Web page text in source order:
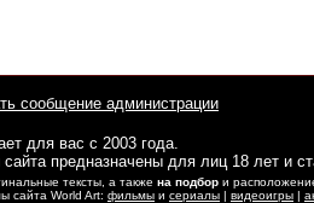
сообщение администрации
для вас с 2003 года.
предназначены для лиц 18 лет и
тексты, а также на подбор и
сайта World Art: фильмы и сериалы | видеоигры |